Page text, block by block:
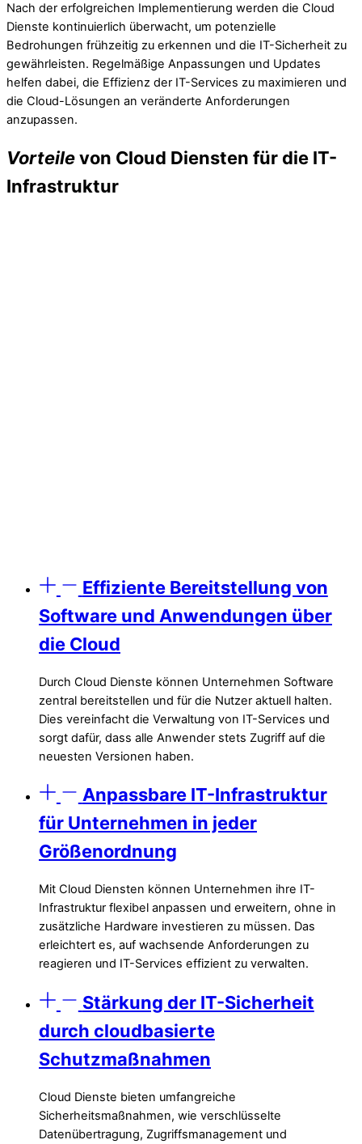
Nach der erfolgreichen Implementierung werden die Cloud
Dienste kontinuierlich überwacht, um potenzielle
Bedrohungen frühzeitig zu erkennen und die IT-Sicherheit zu
gewährleisten. Regelmäßige Anpassungen und Updates
helfen dabei, die Effizienz der IT-Services zu maximieren und
die Cloud-Lösungen an veränderte Anforderungen
anzupassen.
Vorteilevon Cloud Diensten für die IT-
Infrastruktur
Effiziente Bereitstellung von
Software und Anwendungen über
die Cloud
Durch Cloud Dienste können Unternehmen Software
zentral bereitstellen und für die Nutzer aktuell halten.
Dies vereinfacht die Verwaltung von IT-Services und
sorgt dafür, dass alle Anwender stets Zugriff auf die
neuesten Versionen haben.
Anpassbare IT-Infrastruktur
für Unternehmen in jeder
Größenordnung
Mit Cloud Diensten können Unternehmen ihre IT-
Infrastruktur flexibel anpassen und erweitern, ohne in
zusätzliche Hardware investieren zu müssen. Das
erleichtert es, auf wachsende Anforderungen zu
reagieren und IT-Services effizient zu verwalten.
Stärkung der IT-Sicherheit
durch cloudbasierte
Schutzmaßnahmen
Cloud Dienste bieten umfangreiche
Sicherheitsmaßnahmen, wie verschlüsselte
Datenübertragung, Zugriffsmanagement und